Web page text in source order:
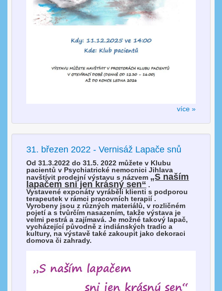
více »
31. březen 2022 - Vernisáž Lapače snů
Od 31.3.2022 do 31.5. 2022 můžete v Klubu
pacientů v Psychiatrické nemocnici Jihlava
navštívit prodejní výstavu s názvem „S naším
lapačem sni jen krásný sen“ .
Vystavené exponáty vyráběli klienti s podporou
terapeutek v rámci pracovních terapií .
Vyrobeny jsou z různých materiálů, v rozličném
pojetí a s tvůrčím nasazením, takže výstava je
velmi pestrá a zajímavá. Je možné takový lapač,
vycházející původně z indiánských tradic a
kultury, na výstavě také zakoupit jako dekoraci
domova či zahrady.